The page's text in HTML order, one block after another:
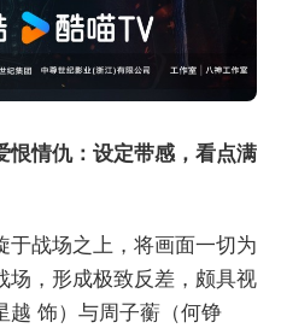
恨情仇：设定带感，看点满
于战场之上，将画面一切为
场，形成极致反差，颇具视
越 饰）与周子蘅（何铮